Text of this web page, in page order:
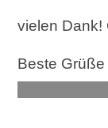
vielen Dank!
Beste Grüße